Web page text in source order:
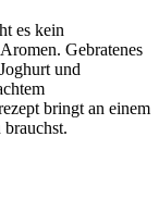
es kein
Gebratenes
und
bringt an einem